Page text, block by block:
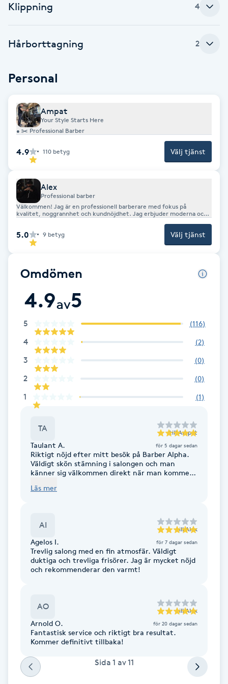
Balayage
Bambumassage
Barber
Barnklippning
Blowout
Bottenfärg
Brynformning
Brynfärgning
Brynplockning
Bröllopsuppsättning
Celluliter
Coachning
Color correction
Cryoterapi
Dermapen
Diamantslipning
Extensions
Klippning 4
Hårborttagning 2
Personal
Ampat
Your Style Starts Here
• ✂️ Professional Barber
4.9 110 betyg Välj tjänst
Alex
Professional barber
Välkommen! Jag är en professionell barberare med fokus på
kvalitet, noggrannhet och kundnöjdhet. Jag erbjuder moderna och
5.0 9 betyg Välj tjänst
Omdömen
4.9av5
5 (116)
4 (2)
3 (0)
2 (0)
1 (1)
TA till Ampat
Taulant A. för 5 dagar sedan
Riktigt nöjd efter mitt besök på Barber Alpha.
Väldigt skön stämning i salongen och man
känner sig välkommen direkt när man kommer
jag ville ha det och resultatet blev riktigt bra…
nöjd. Rekommenderar verkligen Barber Alpha.
Kommer definitivt tillbaka!
Läs mer
AI till Alex
Agelos I. för 7 dagar sedan
Trevlig salong med en fin atmosfär. Väldigt
duktiga och trevliga frisörer. Jag är mycket nöjd
och rekommenderar den varmt!
AO till Alex
Arnold O. för 20 dagar sedan
Fantastisk service och riktigt bra resultat.
Kommer definitivt tillbaka!
Sida 1 av11